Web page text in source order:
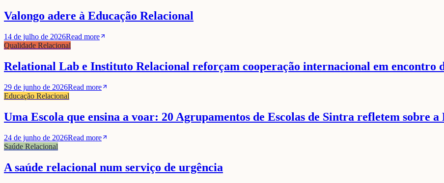
Valongo adere à Educação Relacional
14 de julho de 2026Read more
Qualidade Relacional
Relational Lab e Instituto Relacional reforçam cooperação internacional em encontro
29 de junho de 2026Read more
Educação Relacional
Uma Escola que ensina a voar: 20 Agrupamentos de Escolas de Sintra refletem sobre
24 de junho de 2026Read more
Saúde Relacional
A saúde relacional num serviço de urgência